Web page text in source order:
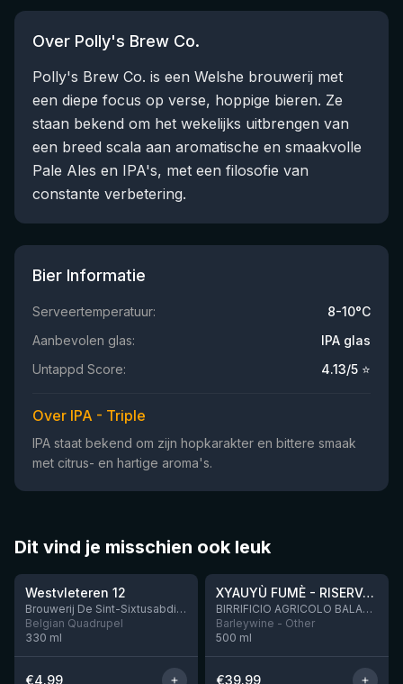
Over Polly's Brew Co.
Polly's Brew Co. is een Welshe brouwerij met
een diepe focus op verse, hoppige bieren. Ze
staan bekend om het wekelijks uitbrengen van
een breed scala aan aromatische en smaakvolle
Pale Ales en IPA's, met een filosofie van
constante verbetering.
Bier Informatie
Serveertemperatuur:
8-10°C
Aanbevolen glas:
IPA glas
Untappd Score:
4.13/5 ⭐
Over IPA - Triple
IPA staat bekend om zijn hopkarakter en bittere smaak
met citrus- en hartige aroma's.
Dit vind je misschien ook leuk
★4.46
Westvleteren 12
Brouwerij De Sint-Sixtusabdij van Westvleteren
Belgian Quadrupel
330 ml
€4.99
★4.48
XYAUYÙ FUMÈ - RISERVA 2019
BIRRIFICIO AGRICOLO BALADIN - Baladin Indipendente Italian Farm Brewery
Barleywine - Other
500 ml
€39.99